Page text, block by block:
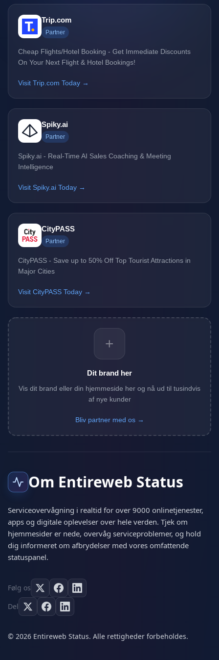
Trip.com
Partner
Cheap Flights/Hotel Booking - Get Immediate Discounts
On Your Next Flight & Hotel Bookings!
Visit Trip.com Today →
Spiky.ai
Partner
Spiky.ai - Real-Time AI Sales Coaching & Meeting
Intelligence
Visit Spiky.ai Today →
CityPASS
Partner
CityPASS - Save up to 50% Off Top Tourist Attractions in
Major Cities
Visit CityPASS Today →
+
Dit brand her
Vis dit brand eller din hjemmeside her og nå ud til tusindvis
af nye kunder
Bliv partner med os →
Om Entireweb Status
Serviceovervågning i realtid for over 9000 onlinetjenester,
apps og digitale oplevelser over hele verden. Tjek om
hjemmesider er nede, overvåg serviceproblemer, og hold
dig informeret om afbrydelser med vores omfattende
statuspanel.
Følg os
Del
© 2026 Entireweb Status. Alle rettigheder forbeholdes.